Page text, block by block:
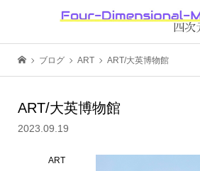
ブログ ART ART/大英博物館
ART/大英博物館
2023.09.19
ART